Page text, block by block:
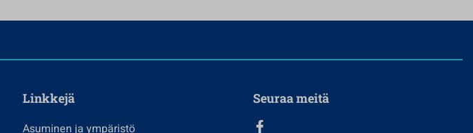
Linkkejä
Asuminen ja ympäristö
Seuraa meitä